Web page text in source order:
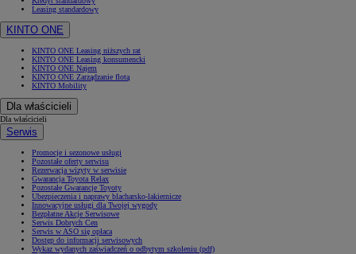
Leasing standardowy
KINTO ONE
KINTO ONE Leasing niższych rat
KINTO ONE Leasing konsumencki
KINTO ONE Najem
KINTO ONE Zarządzanie flotą
KINTO Mobility
Dla właścicieli
Dla właścicieli
Serwis
Promocje i sezonowe usługi
Pozostałe oferty serwisu
Rezerwacja wizyty w serwisie
Gwarancja Toyota Relax
Pozostałe Gwarancje Toyoty
Ubezpieczenia i naprawy blacharsko-lakiernicze
Innowacyjne usługi dla Twojej wygody
Bezpłatne Akcje Serwisowe
Serwis Dobrych Cen
Serwis w ASO się opłaca
Dostęp do informacji serwisowych
Wykaz wydanych zaświadczeń o odbytym szkoleniu (pdf)